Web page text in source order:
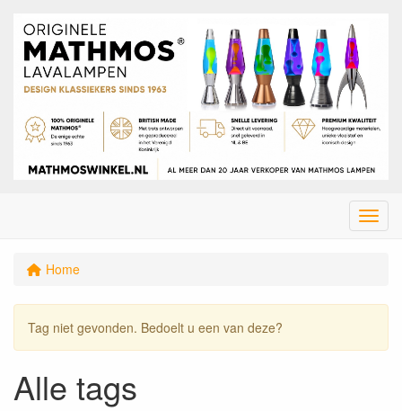
Menu
Home
Tag niet gevonden. Bedoelt u een van deze?
Alle tags